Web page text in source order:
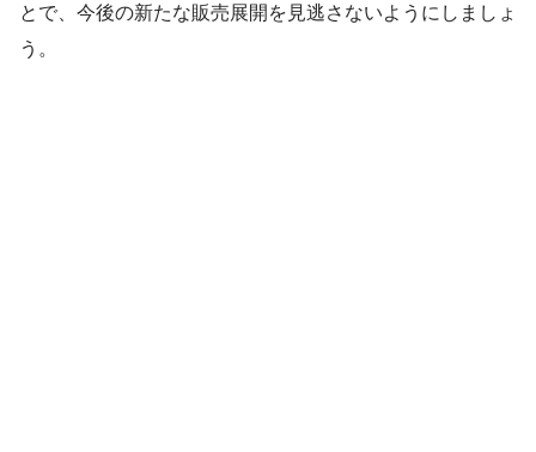
とで、今後の新たな販売展開を見逃さないようにしましょ
う。